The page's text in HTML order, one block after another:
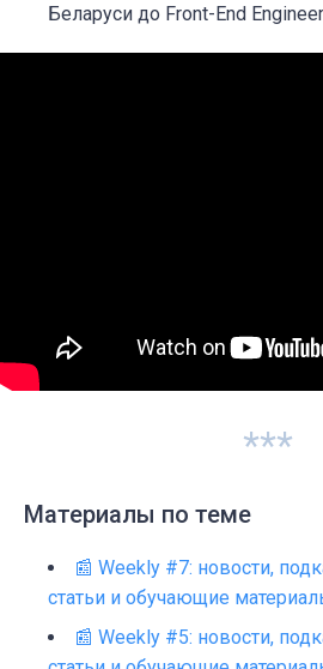
Беларуси до Front-End
***
Материалы по теме
📰 Weekly #7: новости,
статьи и обучающие
📰 Weekly #5: новости,